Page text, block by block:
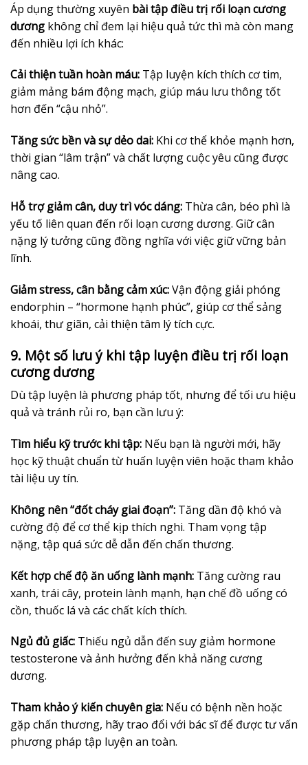
Áp dụng thường xuyên bài tập điều trị rối loạn cương
dương không chỉ đem lại hiệu quả tức thì mà còn mang
đến nhiều lợi ích khác:
Cải thiện tuần hoàn máu: Tập luyện kích thích cơ tim,
giảm mảng bám động mạch, giúp máu lưu thông tốt
hơn đến “cậu nhỏ”.
Tăng sức bền và sự dẻo dai: Khi cơ thể khỏe mạnh hơn,
thời gian “lâm trận” và chất lượng cuộc yêu cũng được
nâng cao.
Hỗ trợ giảm cân, duy trì vóc dáng: Thừa cân, béo phì là
yếu tố liên quan đến rối loạn cương dương. Giữ cân
nặng lý tưởng cũng đồng nghĩa với việc giữ vững bản
lĩnh.
Giảm stress, cân bằng cảm xúc:Vận động giải phóng
endorphin – “hormone hạnh phúc”, giúp cơ thể sảng
khoái, thư giãn, cải thiện tâm lý tích cực.
9. Một số lưu ý khi tập luyện điều trị rối loạn
cương dương
Dù tập luyện là phương pháp tốt, nhưng để tối ưu hiệu
quả và tránh rủi ro, bạn cần lưu ý:
Tìm hiểu kỹ trước khi tập: Nếu bạn là người mới, hãy
học kỹ thuật chuẩn từ huấn luyện viên hoặc tham khảo
tài liệu uy tín.
Không nên “đốt cháy giai đoạn”: Tăng dần độ khó và
cường độ để cơ thể kịp thích nghi. Tham vọng tập
nặng, tập quá sức dễ dẫn đến chấn thương.
Kết hợp chế độ ăn uống lành mạnh: Tăng cường rau
xanh, trái cây, protein lành mạnh, hạn chế đồ uống có
cồn, thuốc lá và các chất kích thích.
Ngủ đủ giấc: Thiếu ngủ dẫn đến suy giảm hormone
testosterone và ảnh hưởng đến khả năng cương
dương.
Tham khảo ý kiến chuyên gia: Nếu có bệnh nền hoặc
gặp chấn thương, hãy trao đổi với bác sĩ để được tư vấn
phương pháp tập luyện an toàn.